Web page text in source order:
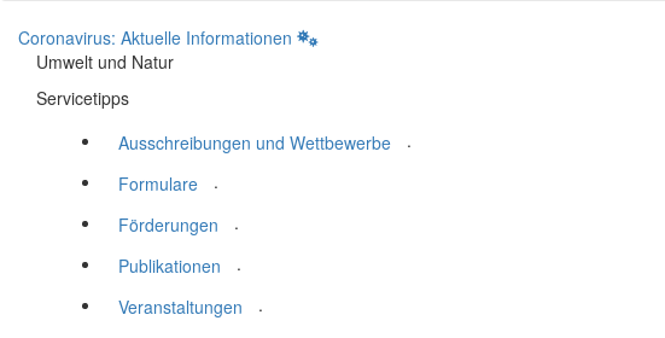
Coronavirus: Aktuelle Informationen
Umwelt und Natur
Servicetipps
Ausschreibungen und Wettbewerbe
.
Formulare
.
Förderungen
.
Publikationen
.
Veranstaltungen
.